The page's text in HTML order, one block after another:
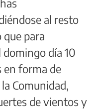
al resto
que para
domingo día 10
en forma de
Comunidad,
de vientos y